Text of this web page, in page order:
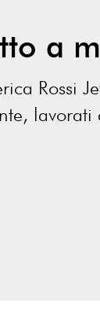
a
Rossi
lavorati